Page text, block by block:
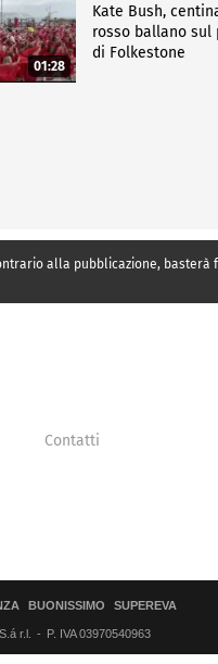
01:28
Kate Bush,
rosso ballano sul
di Folkestone
alla pubblicazione, basterà
Contatti
BUONISSIMO SUPEREVA
r.l. P. IVA 03970540963